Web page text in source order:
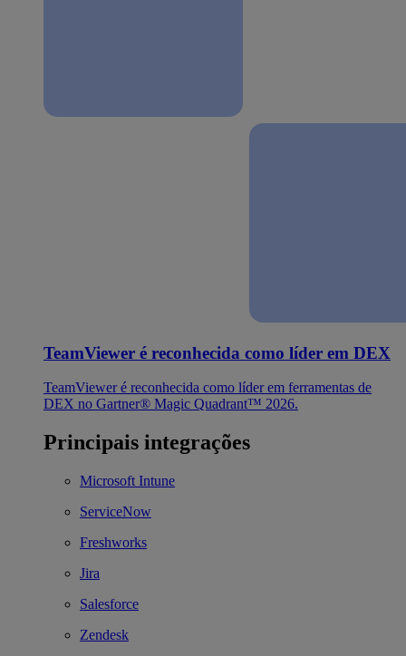
TeamViewer é reconhecida como líder em DEX
TeamViewer é reconhecida como líder em ferramentas de
DEX no Gartner® Magic Quadrant™ 2026.
Principais integrações
Microsoft Intune
ServiceNow
Freshworks
Jira
Salesforce
Zendesk